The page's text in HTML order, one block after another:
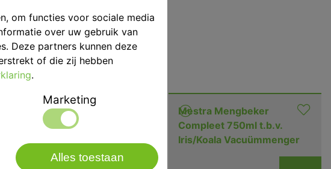
Mestra Mengbeker
Compleet 250ml t.b.v.
Mestra Mengbeker
Compleet 750ml t.b.v.
Iris/Koala Vacuümmenger
om functies voor sociale media
over uw gebruik van
Deze partners kunnen deze
of die zij hebben
.
Marketing
Alles toestaan